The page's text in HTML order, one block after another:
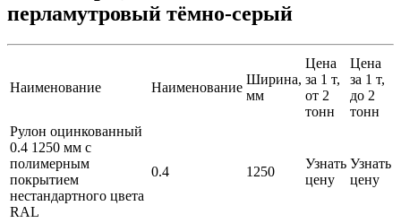
перламутровый тёмно-серый
Наименование Наименование
Ширина,
мм
Цена
за 1 т,
от 2
тонн
Цена
за 1 т,
до 2
тонн
Рулон оцинкованный
0.4 1250 мм с
полимерным
покрытием
нестандартного цвета
RAL
0.4 1250
Узнать
цену
Узнать
цену